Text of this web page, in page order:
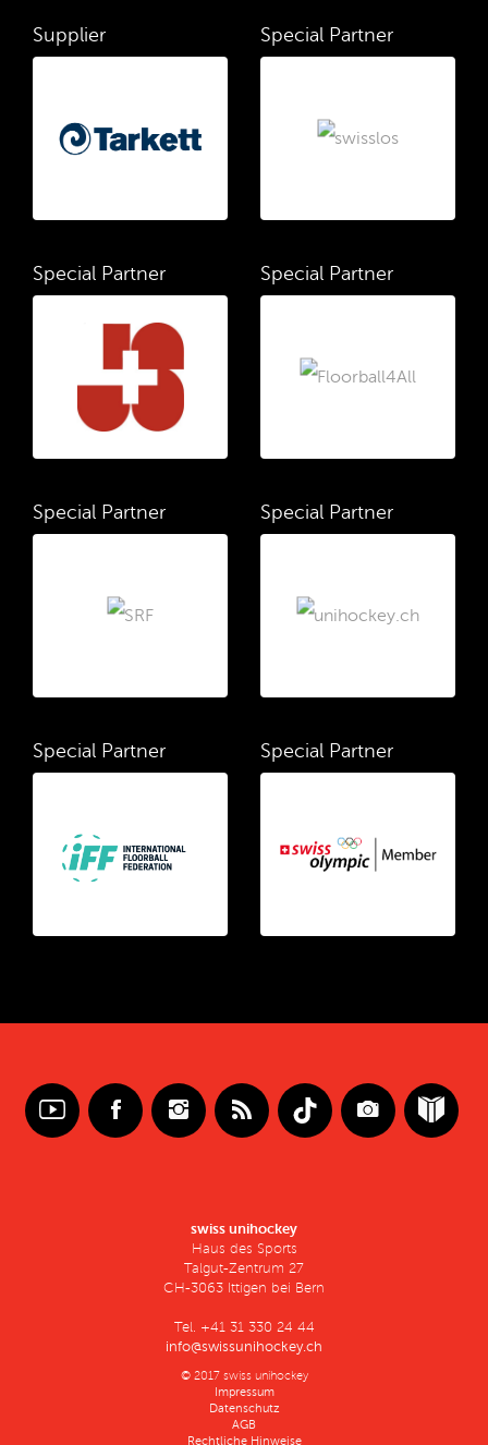
Supplier Special Partner
Special Partner Special Partner
Special Partner Special Partner
Special Partner Special Partner
swiss unihockey
Haus des Sports
Talgut-Zentrum 27
CH-3063 Ittigen bei Bern
Tel. +41 31 330 24 44
info@swissunihockey.ch
© 2017 swiss unihockey
Impressum
Datenschutz
AGB
Rechtliche Hinweise